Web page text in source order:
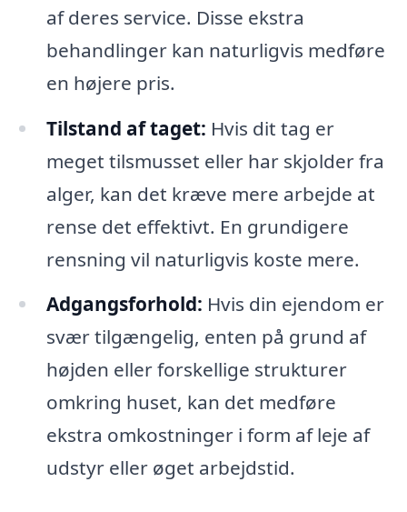
af deres service. Disse ekstra
behandlinger kan naturligvis medføre
en højere pris.
Tilstand af taget: Hvis dit tag er
meget tilsmusset eller har skjolder fra
alger, kan det kræve mere arbejde at
rense det effektivt. En grundigere
rensning vil naturligvis koste mere.
Adgangsforhold: Hvis din ejendom er
svær tilgængelig, enten på grund af
højden eller forskellige strukturer
omkring huset, kan det medføre
ekstra omkostninger i form af leje af
udstyr eller øget arbejdstid.